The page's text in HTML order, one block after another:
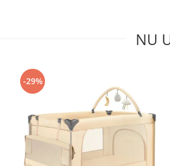
NU
-29%